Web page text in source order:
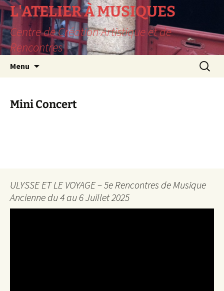
L'ATELIER À MUSIQUES
Centre de Création Artistique et de
Rencontres
Menu
Mini Concert
ULYSSE ET LE VOYAGE – 5e Rencontres de Musique
Ancienne du 4 au 6 Juillet 2025